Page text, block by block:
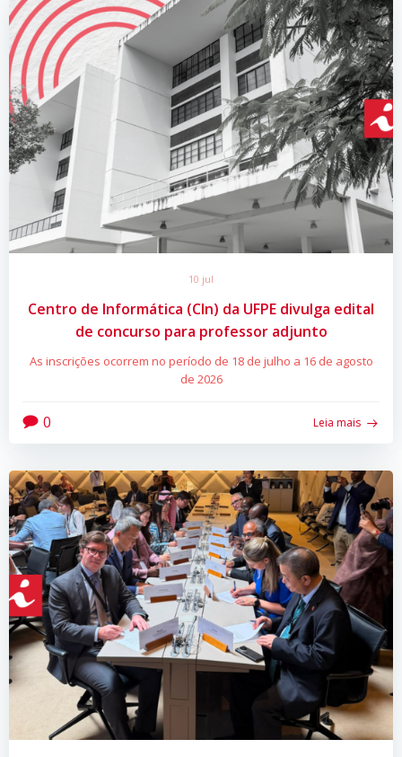
10 jul
Centro de Informática (CIn) da UFPE divulga edital
de concurso para professor adjunto
As inscrições ocorrem no período de 18 de julho a 16 de agosto
de 2026
0 Leia mais